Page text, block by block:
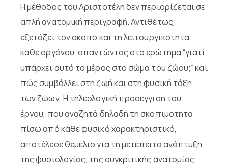
Η μέθοδος του Αριστοτέλη δεν περιορίζεται σε
απλή ανατομική περιγραφή. Αντιθέτως,
εξετάζει τον σκοπό και τη λειτουργικότητα
κάθε οργάνου, απαντώντας στο ερώτημα “γιατί
υπάρχει αυτό το μέρος στο σώμα του ζώου;” και
πώς συμβάλλει στη ζωή και στη φυσική τάξη
των ζώων. Η τηλεολογική προσέγγιση του
έργου, που αναζητά δηλαδή τη σκοπιμότητα
πίσω από κάθε φυσικό χαρακτηριστικό,
αποτέλεσε θεμέλιο για τη μετέπειτα ανάπτυξη
της φυσιολογίας, της συγκριτικής ανατομίας